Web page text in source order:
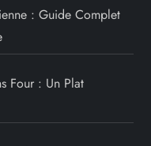
: Guide Complet
Four : Un Plat